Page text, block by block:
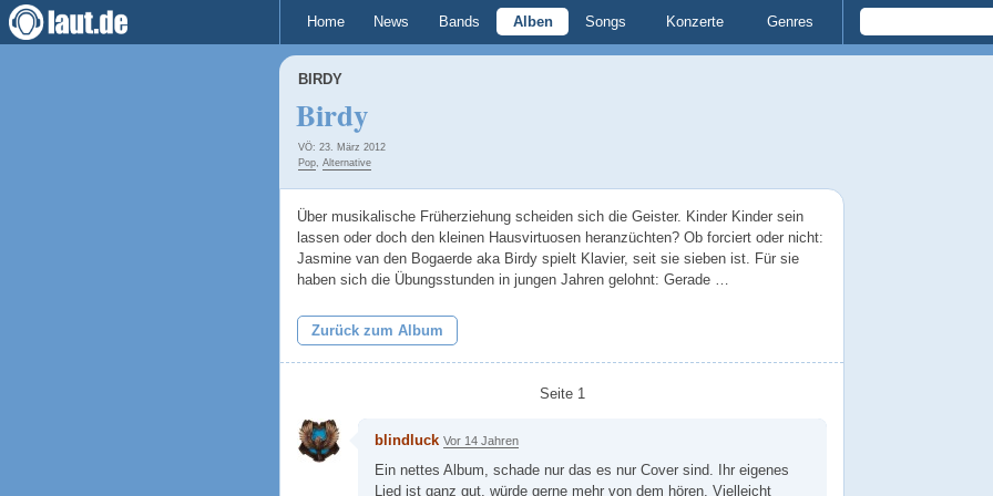
Home News Bands Alben Songs Konzerte Genres
BIRDY
Birdy
VÖ: 23. März 2012
Pop, Alternative
Über musikalische Früherziehung scheiden sich die Geister. Kinder Kinder sein
lassen oder doch den kleinen Hausvirtuosen heranzüchten? Ob forciert oder nicht:
Jasmine van den Bogaerde aka Birdy spielt Klavier, seit sie sieben ist. Für sie
haben sich die Übungsstunden in jungen Jahren gelohnt: Gerade …
Zurück zum Album
Seite 1
blindluck Vor 14 Jahren
Ein nettes Album, schade nur das es nur Cover sind. Ihr eigenes
Lied ist ganz gut, würde gerne mehr von dem hören. Vielleicht